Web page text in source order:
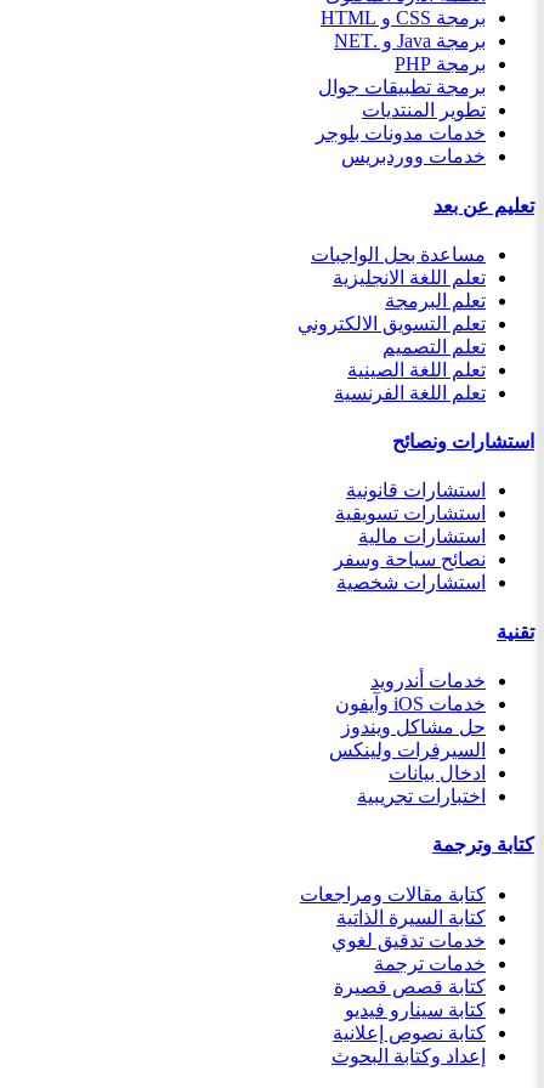
برمجة CSS و HTML
برمجة Java و .NET
برمجة PHP
برمجة تطبيقات جوال
تطوير المنتديات
خدمات مدونات بلوجر
خدمات ووردبريس
تعليم عن بعد
مساعدة بحل الواجبات
تعلم اللغة الانجليزية
تعلم البرمجة
تعلم التسويق الالكتروني
تعلم التصميم
تعلم اللغة الصينية
تعلم اللغة الفرنسية
استشارات ونصائح
استشارات قانونية
استشارات تسويقية
استشارات مالية
نصائح سياحة وسفر
استشارات شخصية
تقنية
خدمات أندرويد
خدمات iOS وآيفون
حل مشاكل ويندوز
السيرفرات ولينكس
ادخال بيانات
اختبارات تجريبية
كتابة وترجمة
كتابة مقالات ومراجعات
كتابة السيرة الذاتية
خدمات تدقيق لغوي
خدمات ترجمة
كتابة قصص قصيرة
كتابة سينارو فيديو
كتابة نصوص إعلانية
إعداد وكتابة البحوث